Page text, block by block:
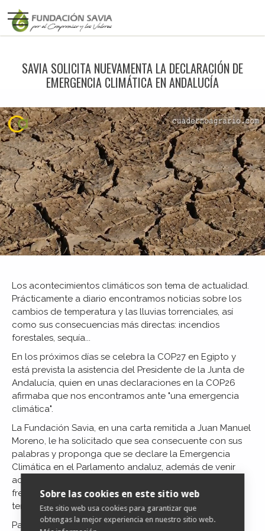
SAVIA SOLICITA NUEVAMENTA LA DECLARACIÓN DE
EMERGENCIA CLIMÁTICA EN ANDALUCÍA
Los acontecimientos climáticos son tema de actualidad.
Prácticamente a diario encontramos noticias sobre los
cambios de temperatura y las lluvias torrenciales, así
como sus consecuencias más directas: incendios
forestales, sequía...
En los próximos días se celebra la COP27 en Egipto y
está prevista la asistencia del Presidente de la Junta de
Andalucía, quien en unas declaraciones en la COP26
afirmaba que nos encontramos ante "una emergencia
climática".
La Fundación Savia, en una carta remitida a Juan Manuel
Moreno, le ha solicitado que sea consecuente con sus
palabras y proponga que se declare la Emergencia
Climática en el Parlamento andaluz, además de venir
acompañada de medidas claras y contundentes que
frenen y mitiguen el cambio climático en nuestro
territorio.
Para acceder a la noticia completapulse aquí
Sobre las cookies en este sitio web
Este sitio web usa cookies para garantizar que
obtengas la mejor experiencia en nuestro sitio web.